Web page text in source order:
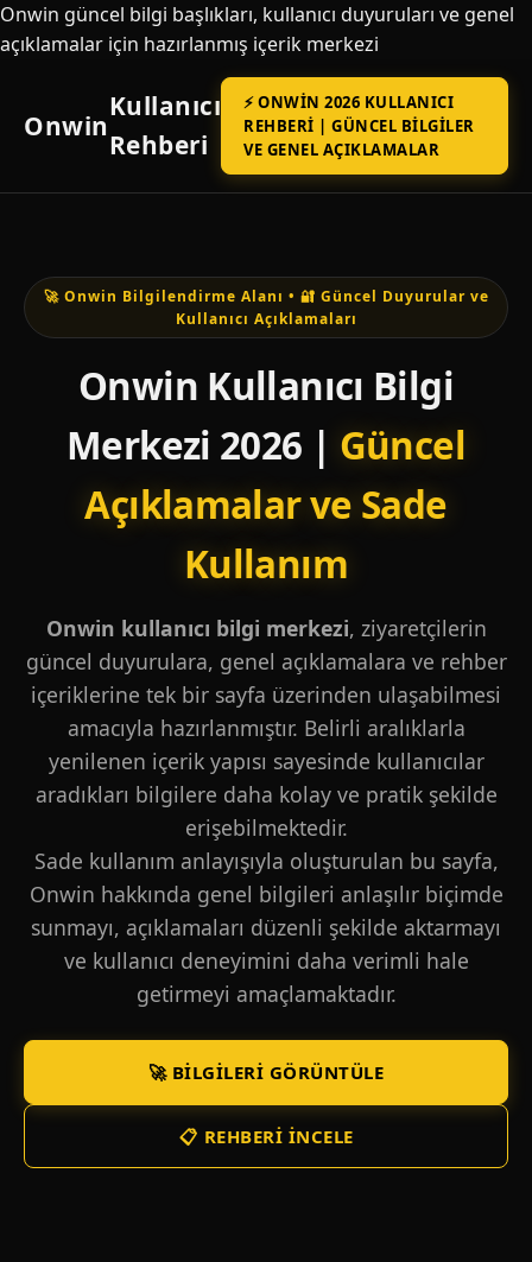
Onwin güncel bilgi başlıkları, kullanıcı duyuruları ve genel
açıklamalar için hazırlanmış içerik merkezi
Onwin
Kullanıcı
Rehberi
⚡ ONWIN 2026 KULLANICI
REHBERI | GÜNCEL BILGILER
VE GENEL AÇIKLAMALAR
🚀 Onwin Bilgilendirme Alanı • 🔐 Güncel Duyurular ve
Kullanıcı Açıklamaları
Onwin Kullanıcı Bilgi
Merkezi 2026 | Güncel
Açıklamalar ve Sade
Kullanım
Onwin kullanıcı bilgi merkezi, ziyaretçilerin
güncel duyurulara, genel açıklamalara ve rehber
içeriklerine tek bir sayfa üzerinden ulaşabilmesi
amacıyla hazırlanmıştır. Belirli aralıklarla
yenilenen içerik yapısı sayesinde kullanıcılar
aradıkları bilgilere daha kolay ve pratik şekilde
erişebilmektedir.
Sade kullanım anlayışıyla oluşturulan bu sayfa,
Onwin hakkında genel bilgileri anlaşılır biçimde
sunmayı, açıklamaları düzenli şekilde aktarmayı
ve kullanıcı deneyimini daha verimli hale
getirmeyi amaçlamaktadır.
🚀 BILGILERI GÖRÜNTÜLE
📋 REHBERI İNCELE